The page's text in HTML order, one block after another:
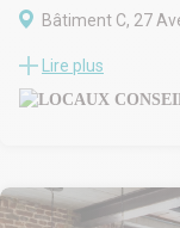
Bâtiment C, 27
répondre aux
sécurité et de
architecture
Ce bien situé à
proximité immédiate
Lire plus